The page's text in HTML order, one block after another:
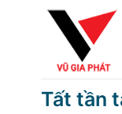
Tất tần